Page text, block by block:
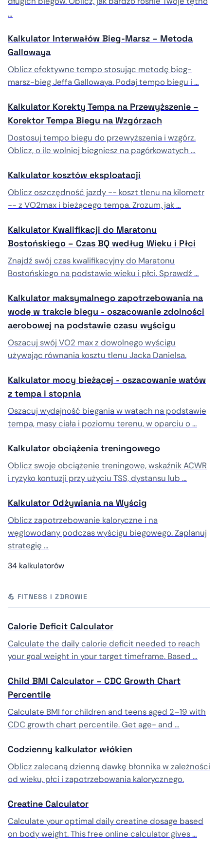
…
Kalkulator Interwałów Bieg-Marsz – Metoda
Gallowaya
Oblicz efektywne tempo stosując metodę bieg-
marsz-bieg Jeffa Gallowaya. Podaj tempo biegu i …
Kalkulator Korekty Tempa na Przewyższenie –
Korektor Tempa Biegu na Wzgórzach
Dostosuj tempo biegu do przewyższenia i wzgórz.
Oblicz, o ile wolniej biegniesz na pagórkowatych …
Kalkulator kosztów eksploatacji
Oblicz oszczędność jazdy -- koszt tlenu na kilometr
-- z VO2max i bieżącego tempa. Zrozum, jak …
Kalkulator Kwalifikacji do Maratonu
Bostońskiego – Czas BQ według Wieku i Płci
Znajdź swój czas kwalifikacyjny do Maratonu
Bostońskiego na podstawie wieku i płci. Sprawdź …
Kalkulator maksymalnego zapotrzebowania na
wodę w trakcie biegu - oszacowanie zdolności
aerobowej na podstawie czasu wyścigu
Oszacuj swój VO2 max z dowolnego wyścigu
używając równania kosztu tlenu Jacka Danielsa.
Kalkulator mocy bieżącej - oszacowanie watów
z tempa i stopnia
Oszacuj wydajność biegania w watach na podstawie
tempa, masy ciała i poziomu terenu, w oparciu o …
Kalkulator obciążenia treningowego
Oblicz swoje obciążenie treningowe, wskaźnik ACWR
i ryzyko kontuzji przy użyciu TSS, dystansu lub …
Kalkulator Odżywiania na Wyścig
Oblicz zapotrzebowanie kaloryczne i na
węglowodany podczas wyścigu biegowego. Zaplanuj
strategię …
34 kalkulatorów
💪 FITNESS I ZDROWIE
Calorie Deficit Calculator
Calculate the daily calorie deficit needed to reach
your goal weight in your target timeframe. Based …
Child BMI Calculator – CDC Growth Chart
Percentile
Calculate BMI for children and teens aged 2–19 with
CDC growth chart percentile. Get age- and …
Codzienny kalkulator włókien
Oblicz zalecaną dzienną dawkę błonnika w zależności
od wieku, płci i zapotrzebowania kalorycznego.
Creatine Calculator
Calculate your optimal daily creatine dosage based
on body weight. This free online calculator gives …